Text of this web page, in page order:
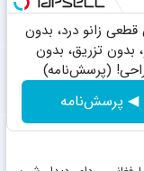
قطعی زانو درد، بدون
بدون تزریق، بدون
(پرسش‌نامه)
◀ پرسش‌نامه